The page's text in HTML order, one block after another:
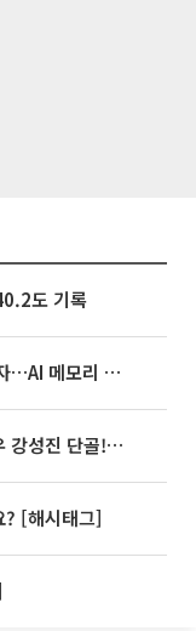
도 기록
SK하이닉스, 용인·청주에 54조 투자…AI 메모리 생산기지 키운다
'2TV 생생정보' 오늘방송맛집- 배우 강성진 단골! 쌀국수ㆍ푸팟퐁 커리 맛집 '블○○○'
? [해시태그]